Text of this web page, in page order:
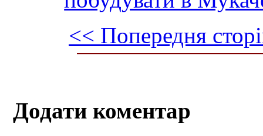
<< Попередня
Додати коментар